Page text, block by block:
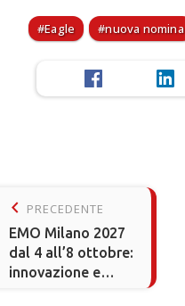
Eagle nuova nomina
keyboard_arrow_left PRECEDENTE
EMO Milano 2027
dal 4 all’8 ottobre:
innovazione e